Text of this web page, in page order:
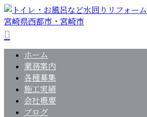
ホーム
業務案内
各種募集
施工実績
会社概要
ブログ